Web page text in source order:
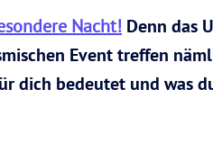
Nacht! Denn das
Event treffen
dich bedeutet und was